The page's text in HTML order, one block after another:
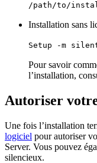
/path/to/
Installation sans
Setup -m
Pour savoir
l’installation,
Autoriser
Une fois l’installation
logiciel pour autoriser
Server. Vous pouvez
silencieux.